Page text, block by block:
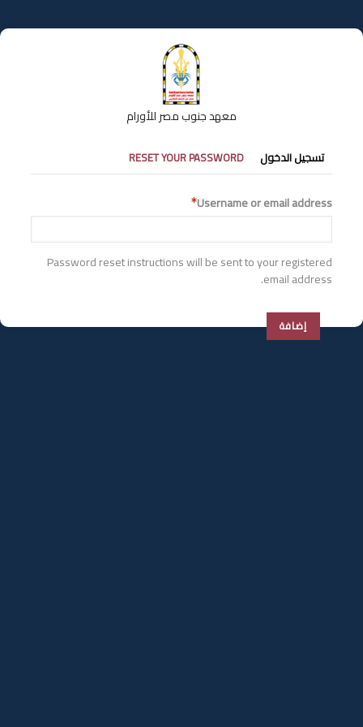
إلى
المحتوى
معهد جنوب مصر للأورام
التبويبات
الأساسية
تسجيل الدخول RESET YOUR PASSWORD
Username or email address
Password reset instructions will be sent to your registered
email address.